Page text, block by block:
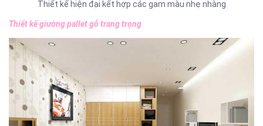
Thiết kế hiện đại kết hợp các gam màu nhẹ nhàng
Thiết kế giường pallet gỗ trang trọng